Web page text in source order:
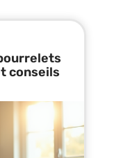
conseils